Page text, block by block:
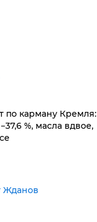
по карману Кремля:
%, масла вдвое,
Жданов